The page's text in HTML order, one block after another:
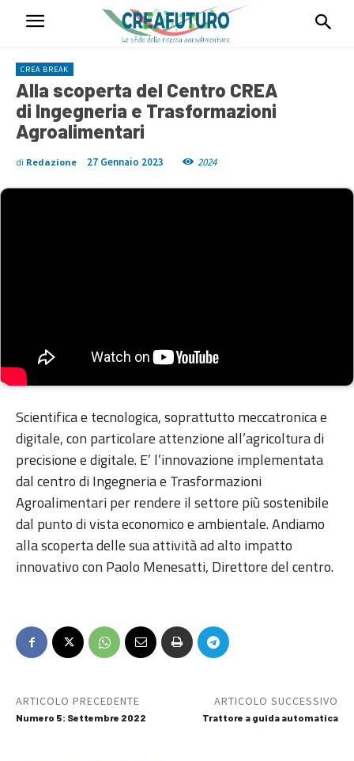
CREA BREAK
Alla scoperta del Centro CREA
di Ingegneria e Trasformazioni
Agroalimentari
di Redazione 27 Gennaio 2023 2024
Scientifica e tecnologica, soprattutto meccatronica e
digitale, con particolare attenzione all’agricoltura di
precisione e digitale. E’ l’innovazione implementata
dal centro di Ingegneria e Trasformazioni
Agroalimentari per rendere il settore più sostenibile
dal punto di vista economico e ambientale. Andiamo
alla scoperta delle sua attività ad alto impatto
innovativo con Paolo Menesatti, Direttore del centro.
ARTICOLO PRECEDENTE
Numero 5: Settembre 2022
ARTICOLO SUCCESSIVO
Trattore a guida automatica